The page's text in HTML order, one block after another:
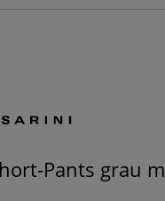
Pants grau